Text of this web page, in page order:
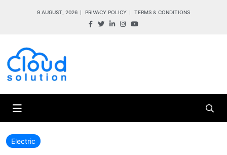
9 AUGUST, 2026 PRIVACY POLICY TERMS & CONDITIONS
Electric